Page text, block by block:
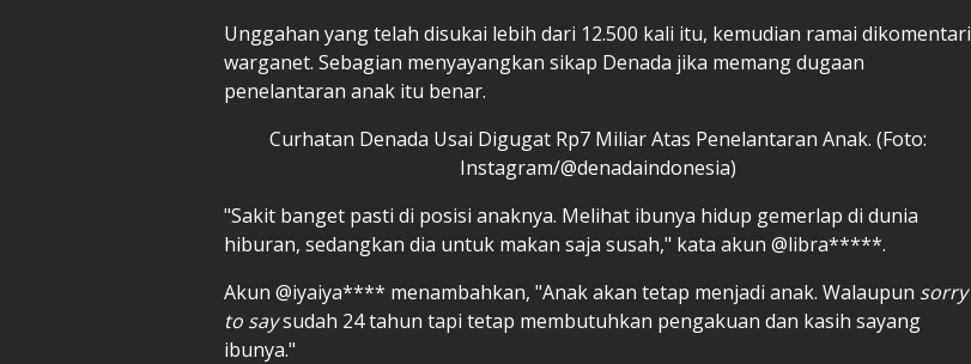
Unggahan yang telah disukai lebih dari 12.500 kali itu, kemudian ramai dikomentari
warganet. Sebagian menyayangkan sikap Denada jika memang dugaan
penelantaran anak itu benar.
Curhatan Denada Usai Digugat Rp7 Miliar Atas Penelantaran Anak. (Foto:
Instagram/@denadaindonesia)
"Sakit banget pasti di posisi anaknya. Melihat ibunya hidup gemerlap di dunia
hiburan, sedangkan dia untuk makan saja susah," kata akun @libra*****.
Akun @iyaiya**** menambahkan, "Anak akan tetap menjadi anak. Walaupun sorry
to saysudah 24 tahun tapi tetap membutuhkan pengakuan dan kasih sayang
ibunya."